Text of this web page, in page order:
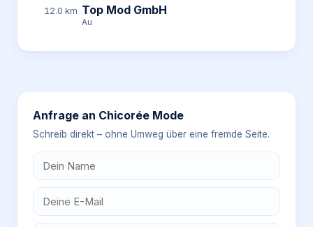
12.0 km Top Mod GmbH
Au
Anfrage an Chicorée Mode
Schreib direkt – ohne Umweg über eine fremde Seite.